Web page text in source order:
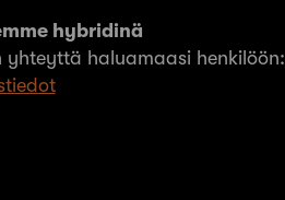
hybridinä
yhteyttä haluamaasi henkilöön: